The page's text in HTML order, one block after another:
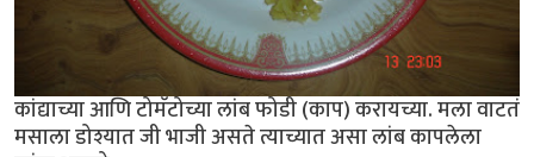
कांद्याच्या आणि टोमॅटोच्या लांब फोडी (काप) करायच्या. मला वाटतं
मसाला डोश्यात जी भाजी असते त्याच्यात असा लांब कापलेला